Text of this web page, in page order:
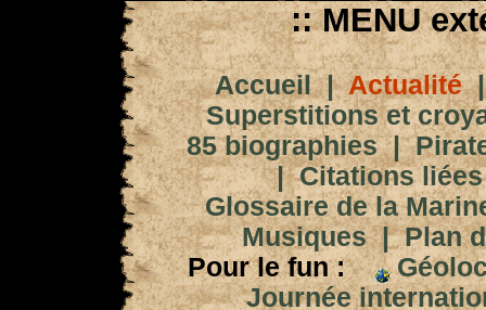
:: MENU
Accueil|Actualité
Superstitions et
85 biographies|
|Citations
Glossaire de la
Musiques|Plan
Pour le fun :
Journée